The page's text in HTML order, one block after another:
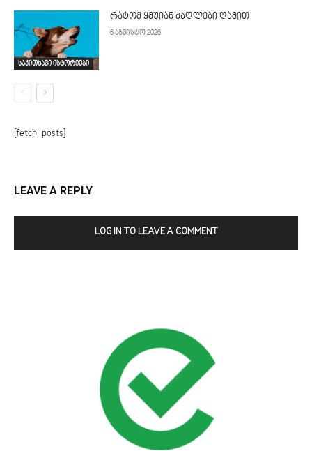
საკითხავი ისტორიები
რატომ ყმუიან ძაღლები ღამით
6 აგვისტო 2026
[fetch_posts]
LEAVE A REPLY
LOG IN TO LEAVE A COMMENT